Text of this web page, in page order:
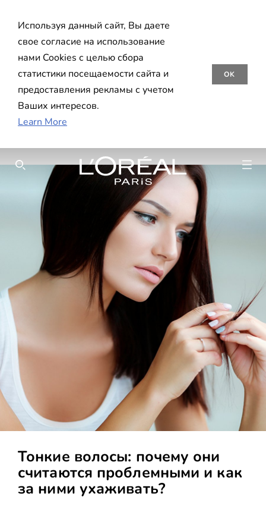
Используя данный сайт, Вы даете
свое согласие на использование
нами Cookies с целью сбора
статистики посещаемости сайта и
предоставления рекламы с учетом
Ваших интересов.
Learn More
OK
SEARCH THIS SITE
Тонкие волосы: почему они
считаются проблемными и как
за ними ухаживать?